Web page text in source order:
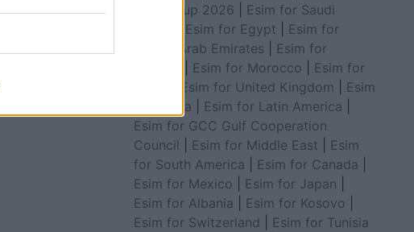
World Cup 2026
Esim for Saudi
Esim for Egypt
Esim for
United Arab Emirates
Esim for
Esim for Morocco
Esim for
Esim for United Kingdom
Esim
for Africa
Esim for Latin America
Esim for GCC Gulf Cooperation
Council
Esim for Middle East
Esim
for South America
Esim for Canada
Esim for Mexico
Esim for Japan
Esim for Albania
Esim for Kosovo
Esim for Switzerland
Esim for Tunisia